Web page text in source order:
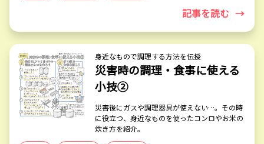
記事を読む →
身近なもので調理する方法を伝授
災害時の調理・食事に使える
小技②
災害後にガスや調理器具が使えない…。その時
に役立つ、身近なものを使ったコンロやお米の
炊き方を紹介。